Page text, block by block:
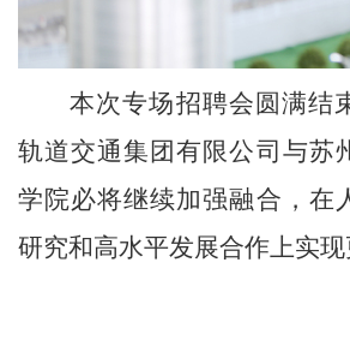
本次专场招聘会圆满结
轨道交通集团有限公司与苏
学院必将继续加强融合，在
研究和高水平发展合作上实现